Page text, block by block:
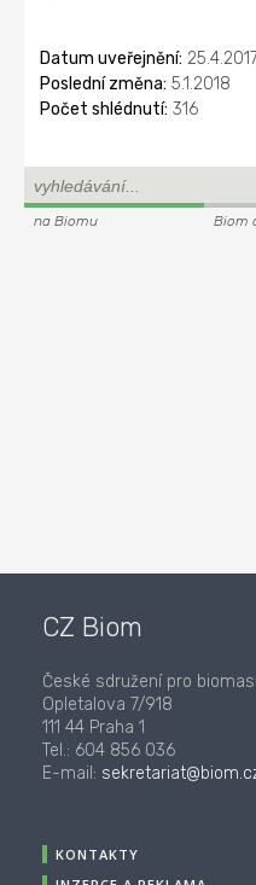
Datum uveřejnění:
Poslední změna: 5.1.2018
Počet shlédnutí: 316
na Biomu Biom
CZ Biom
České sdružení pro
Opletalova 7/918
111 44 Praha 1
Tel.: 604 856 036
E-mail:
KONTAKTY